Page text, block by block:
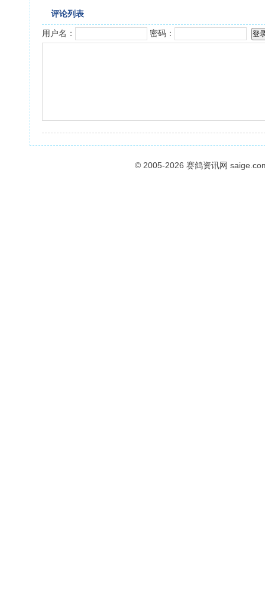
评论列表
用户名： 密码：
© 2005-2026 赛鸽资讯网